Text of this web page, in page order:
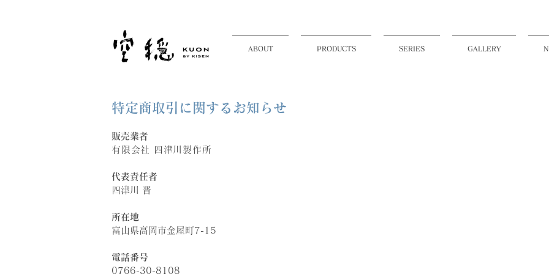
ABOUT PRODUCTS SERIES GALLERY
特定商取引に関するお知らせ
販売業者
有限会社 四津川製作所
代表責任者
四津川 晋
所在地
富山県高岡市金屋町7-15
電話番号
0766-30-8108